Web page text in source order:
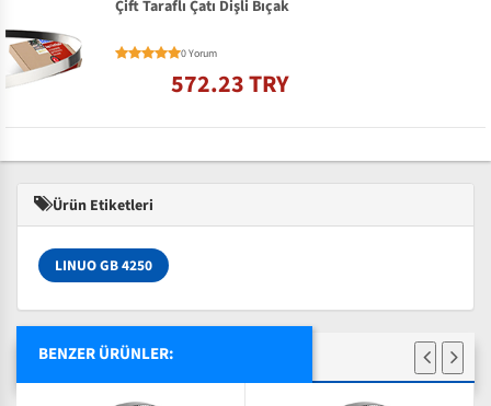
Çift Taraflı Çatı Dişli Bıçak
0 Yorum
572.23 TRY
Ürün Etiketleri
LINUO GB 4250
BENZER ÜRÜNLER: